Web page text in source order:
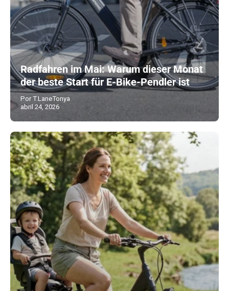
Radfahren im Mai: Warum dieser Monat
der beste Start für E-Bike-Pendler ist
Por T.LaneTonya
abril 24, 2026